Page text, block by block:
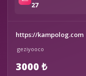
27
https://kampolog.com
geziyooco
3000 ₺